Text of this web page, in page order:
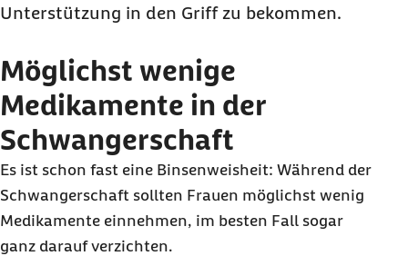
Unterstützung in den Griff zu bekommen.
Möglichst wenige
Medikamente in der
Schwangerschaft
Es ist schon fast eine Binsenweisheit: Während der
Schwangerschaft sollten Frauen möglichst wenig
Medikamente einnehmen, im besten Fall sogar
ganz darauf verzichten.